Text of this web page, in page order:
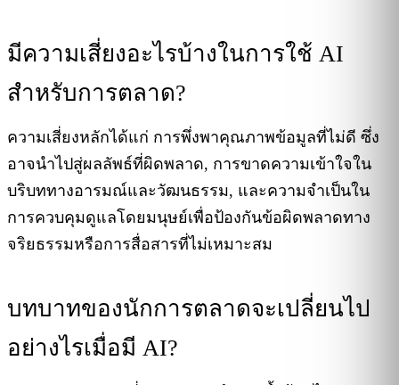
มีความเสี่ยงอะไรบ้างในการใช้ AI
สำหรับการตลาด?
ความเสี่ยงหลักได้แก่ การพึ่งพาคุณภาพข้อมูลที่ไม่ดี ซึ่ง
อาจนำไปสู่ผลลัพธ์ที่ผิดพลาด, การขาดความเข้าใจใน
บริบททางอารมณ์และวัฒนธรรม, และความจำเป็นใน
การควบคุมดูแลโดยมนุษย์เพื่อป้องกันข้อผิดพลาดทาง
จริยธรรมหรือการสื่อสารที่ไม่เหมาะสม
บทบาทของนักการตลาดจะเปลี่ยนไป
อย่างไรเมื่อมี AI?